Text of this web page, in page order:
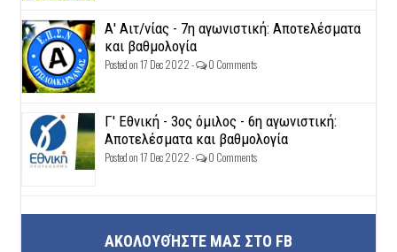
Α' Αιτ/νίας - 7η αγωνιστική: Αποτελέσματα
και βαθμολογία
Posted on 17 Dec 2022 - 0 Comments
Γ' Εθνική - 3ος όμιλος - 6η αγωνιστική:
Αποτελέσματα και βαθμολογία
Posted on 17 Dec 2022 - 0 Comments
ΑΚΟΛΟΥΘΉΣΤΕ ΜΑΣ ΣΤΟ FB